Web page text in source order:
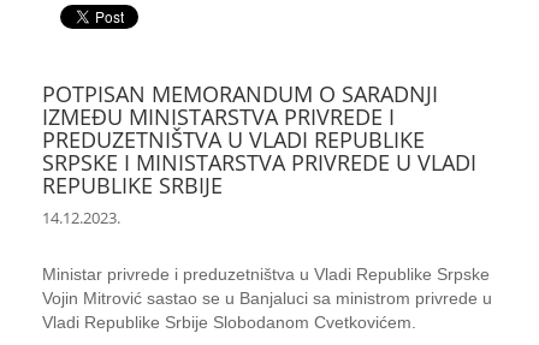
POTPISAN MEMORANDUM O SARADNJI
IZMEĐU MINISTARSTVA PRIVREDE I
PREDUZETNIŠTVA U VLADI REPUBLIKE
SRPSKE I MINISTARSTVA PRIVREDE U VLADI
REPUBLIKE SRBIJE
14.12.2023.
Ministar privrede i preduzetništva u Vladi Republike Srpske
Vojin Mitrović sastao se u Banjaluci sa ministrom privrede u
Vladi Republike Srbije Slobodanom Cvetkovićem.